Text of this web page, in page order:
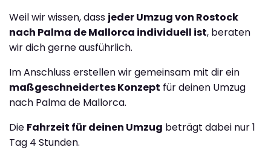
Weil wir wissen, dass jeder Umzug von Rostock
nach Palma de Mallorca individuell ist, beraten
wir dich gerne ausführlich.
Im Anschluss erstellen wir gemeinsam mit dir ein
maßgeschneidertes Konzept für deinen Umzug
nach Palma de Mallorca.
Die Fahrzeit für deinen Umzug beträgt dabei nur 1
Tag 4 Stunden.